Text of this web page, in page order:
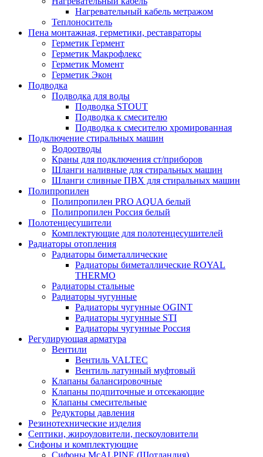
Нагревательный кабель метражом
Теплоноситель
Пена монтажная, герметики, реставраторы
Герметик Гермент
Герметик Макрофлекс
Герметик Момент
Герметик Экон
Подводка
Подводка для воды
Подводка STOUT
Подводка к смесителю
Подводка к смесителю хромированная
Подключение стиральных машин
Водоотводы
Краны для подключения ст/приборов
Шланги наливные для стиральных машин
Шланги сливные ПВХ для стиральных машин
Полипропилен
Полипропилен PRO AQUA белый
Полипропилен Россия белый
Полотенцесушители
Комплектующие для полотенцесушителей
Радиаторы отопления
Радиаторы биметаллические
Радиаторы биметаллические ROYAL
THERMO
Радиаторы стальные
Радиаторы чугунные
Радиаторы чугунные OGINT
Радиаторы чугунные STI
Радиаторы чугунные Россия
Регулирующая арматура
Вентили
Вентиль VALTEC
Вентиль латунный муфтовый
Клапаны балансировочные
Клапаны подпиточные и отсекающие
Клапаны смесительные
Редукторы давления
Резинотехнические изделия
Септики, жироуловители, пескоуловители
Сифоны и комплектующие
Сифоны McALPINE (Шотландия)